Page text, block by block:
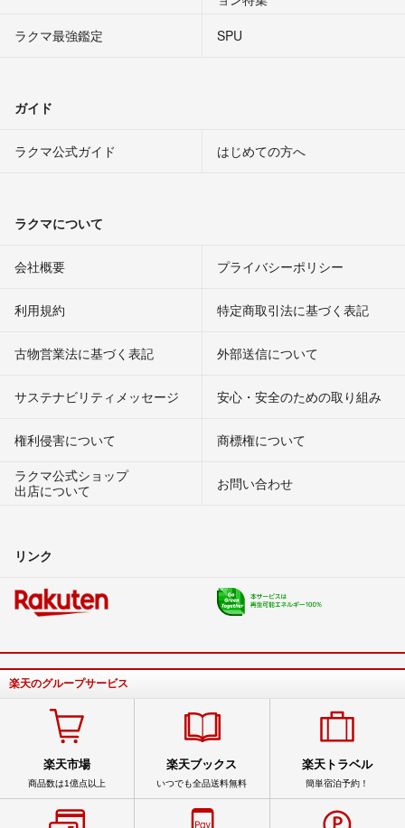
ラクマ最強鑑定
SPU
ガイド
ラクマ公式ガイド はじめての方へ
ラクマについて
会社概要 プライバシーポリシー
利用規約 特定商取引法に基づく表記
古物営業法に基づく表記 外部送信について
サステナビリティメッセージ 安心・安全のための取り組み
権利侵害について
商標権について
ラクマ公式ショップ
出店について
お問い合わせ
リンク
楽天のグループサービス
楽天市場
商品数は1億点以上
楽天ブックス
いつでも全品送料無料
楽天トラベル
簡単宿泊予約！